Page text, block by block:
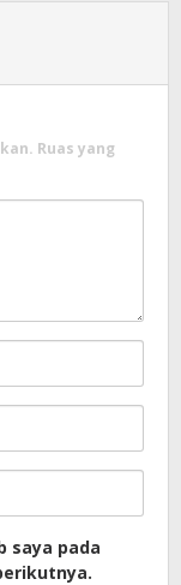
Ruas yang
saya pada